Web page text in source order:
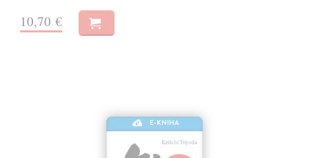
10,70 €
E-KNIHA